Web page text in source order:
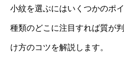
小紋を選ぶにはいくつかのポ
種類のどこに注目すれば質が
け方のコツを解説します。